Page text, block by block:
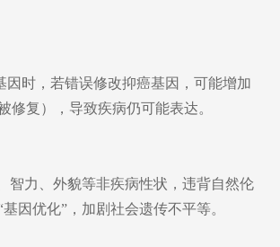
因时，若错误修改抑癌基因，可能增加
复），导致疾病仍可能表达。
力、外貌等非疾病性状，违背自然伦
因优化”，加剧社会遗传不平等。